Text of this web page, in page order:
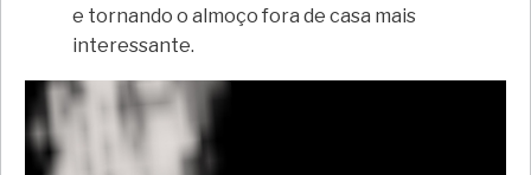
e tornando o almoço fora de casa mais
interessante.